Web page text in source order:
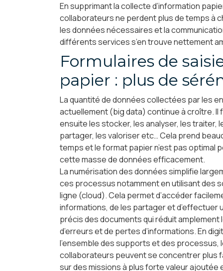
En supprimant la collecte d’information
collaborateurs ne perdent plus de temps à
les données nécessaires et la
différents services s’en trouve nettement
Formulaires de
papier : plus de
La quantité de données collectées par les
actuellement (big data) continue à croître. Il
ensuite les stocker, les analyser, les traiter,
partager, les valoriser etc… Cela prend
temps et le format papier n’est pas optimal
cette masse de données efficacement.
La numérisation des données simplifie
ces processus notamment en utilisant des
ligne (cloud). Cela permet d’accéder
informations, de les partager et d’effectuer
précis des documents qui réduit amplement
d’erreurs et de pertes d’informations. En
l’ensemble des supports et des processus,
collaborateurs peuvent se concentrer plus
sur des missions à plus forte valeur ajoutée